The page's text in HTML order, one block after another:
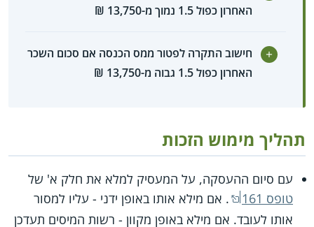
האחרון כפול 1.5 נמוך מ-13,750 ₪
חישוב התקרה לפטור ממס הכנסה אם סכום השכר
האחרון כפול 1.5 גבוה מ-13,750 ₪
תהליך מימוש הזכות
עם סיום ההעסקה, על המעסיק למלא את חלק א' של
טופס 161
. אם מילא אותו באופן ידני - עליו למסור
אותו לעובד. אם מילא באופן מקוון - רשות המיסים תעדכן